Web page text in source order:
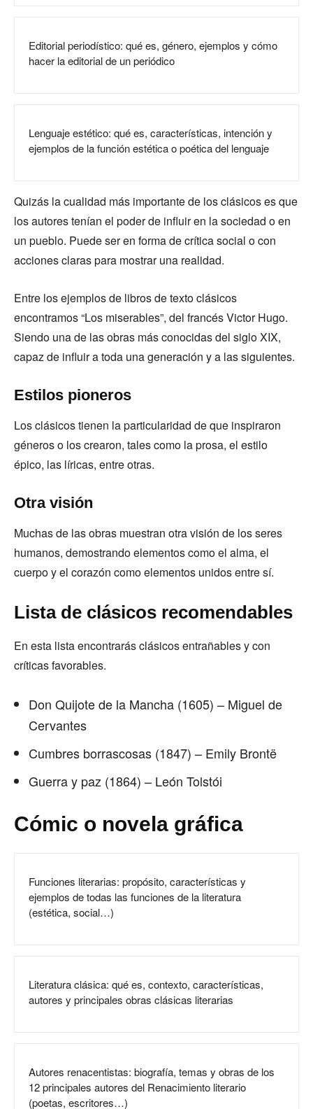
Editorial periodístico: qué es, género, ejemplos y cómo
hacer la editorial de un periódico
Lenguaje estético: qué es, características, intención y
ejemplos de la función estética o poética del lenguaje
Quizás la cualidad más importante de los clásicos es que
los autores tenían el poder de influir en la sociedad o en
un pueblo. Puede ser en forma de crítica social o con
acciones claras para mostrar una realidad.
Entre los ejemplos de libros de texto clásicos
encontramos “Los miserables”, del francés Victor Hugo.
Siendo una de las obras más conocidas del siglo XIX,
capaz de influir a toda una generación y a las siguientes.
Estilos pioneros
Los clásicos tienen la particularidad de que inspiraron
géneros o los crearon, tales como la prosa, el estilo
épico, las líricas, entre otras.
Otra visión
Muchas de las obras muestran otra visión de los seres
humanos, demostrando elementos como el alma, el
cuerpo y el corazón como elementos unidos entre sí.
Lista de clásicos recomendables
En esta lista encontrarás clásicos entrañables y con
críticas favorables.
Don Quijote de la Mancha (1605) – Miguel de
Cervantes
Cumbres borrascosas (1847) – Emily Brontë
Guerra y paz (1864) – León Tolstói
Cómic o novela gráfica
Funciones literarias: propósito, características y
ejemplos de todas las funciones de la literatura
(estética, social…)
Literatura clásica: qué es, contexto, características,
autores y principales obras clásicas literarias
Autores renacentistas: biografía, temas y obras de los
12 principales autores del Renacimiento literario
(poetas, escritores…)